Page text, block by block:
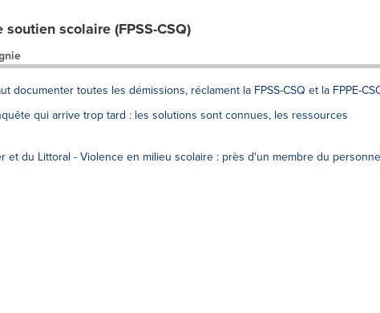
scolaire (FPSS-CSQ)
documenter toutes les démissions, réclament la FPSS-CSQ et la FPPE-
qui arrive trop tard : les solutions sont connues, les ressources
et du Littoral - Violence en milieu scolaire : près d'un membre du